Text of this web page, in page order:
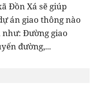
Đồn Xá sẽ giúp
án giao thông nào
Đường giao
đường,...